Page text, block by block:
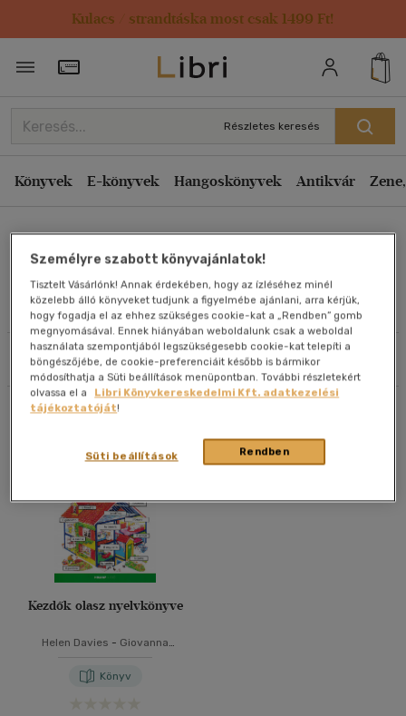
Kulacs / strandtáska most csak 1499 Ft!
Törzsvásárlói Kártya adatai
Részletes keresés
Könyvek E-könyvek Hangoskönyvek Antikvár
Giovanna Iannaco
Művei
Szűrés Rendezés
Rendezés
Kiadás éve szerint csökkenő
Ár szerint csökkenő
Eladott darabszám szerint csökkenő
Eladott darabszám szerint növekvő
Cím szerint A-Z
Szerző szerint A-Z
Megjelenítés
20 db / oldal
Alkalmaz
Kezdők olasz nyelvkönyve
Helen Davies - Giovanna
Könyv
Személyre szabott könyvajánlatok!
Tisztelt Vásárlónk! Annak érdekében, hogy az ízléséhez minél
közelebb álló könyveket tudjunk a figyelmébe ajánlani, arra kérjük,
hogy fogadja el az ehhez szükséges cookie-kat a „Rendben” gomb
megnyomásával. Ennek hiányában weboldalunk csak a weboldal
használata szempontjából legszükségesebb cookie-kat telepíti a
böngészőjébe, de cookie-preferenciáit később is bármikor
módosíthatja a Süti beállítások menüpontban. További részletekért
olvassa el a
Libri Könyvkereskedelmi Kft. adatkezelési
tájékoztatóját!
Rendben
Süti beállítások